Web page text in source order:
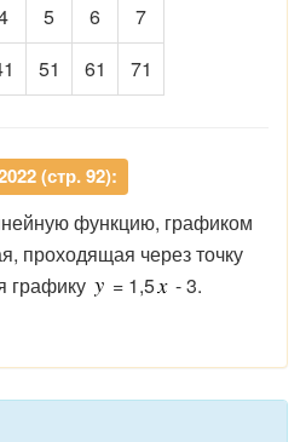
5 6
7
51 61 71
(стр. 92):
функцию, графиком
проходящая через точку
графику = 1,5
- 3.